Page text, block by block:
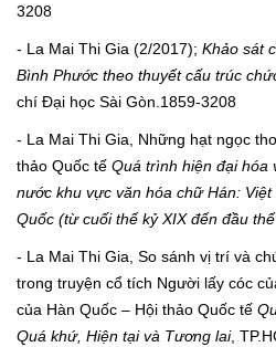
3208
- La Mai Thi Gia (2/2017); Khảo sát
Bình Phước theo thuyết cấu trúc
chí Đại học Sài Gòn.1859-3208
- La Mai Thi Gia, Những hạt ngọc
thảo Quốc tế Quá trình hiện đại hóa
nước khu vực văn hóa chữ Hán:
Quốc (từ cuối thế kỷ XIX đến đầu
- La Mai Thi Gia, So sánh vị trí và
trong truyện cổ tích Người lấy cóc
của Hàn Quốc – Hội thảo Quốc tế
Quá khứ, Hiện tại và Tương lai,